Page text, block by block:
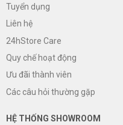
Tuyển dụng
Liên hệ
24hStore Care
Quy chế hoạt động
Ưu đãi thành viên
Các câu hỏi thường gặp
HỆ THỐNG SHOWROOM